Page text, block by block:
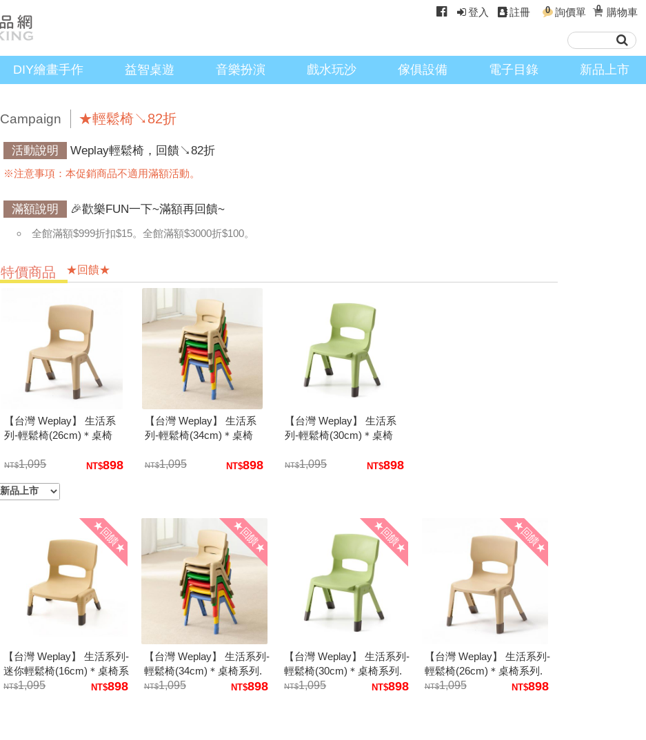
登入 註冊 0 詢價單 0 購物車
DIY繪畫手作 益智桌遊 音樂扮演 戲水玩沙 傢俱設備 電子目錄 新品上市
Campaign ★輕鬆椅↘82折
活動說明 Weplay輕鬆椅，回饋↘82折
※注意事項：本促銷商品不適用滿額活動。
滿額說明 🎉歡樂FUN一下~滿額再回饋~
全館滿額$999折扣$15。全館滿額$3000折$100。
特價商品 ★回饋★
【台灣 Weplay】 生活系
列-輕鬆椅(26cm)＊桌椅
1,095
898
【台灣 Weplay】 生活系
列-輕鬆椅(34cm)＊桌椅
1,095
898
【台灣 Weplay】 生活系
列-輕鬆椅(30cm)＊桌椅
1,095
898
★回饋★
【台灣 Weplay】 生活系列-
迷你輕鬆椅(16cm)＊桌椅系
列.熱銷款兒童傢俱
1,095 898
★回饋★
【台灣 Weplay】 生活系列-
輕鬆椅(34cm)＊桌椅系列.
熱銷款兒童傢俱
1,095 898
★回饋★
【台灣 Weplay】 生活系列-
輕鬆椅(30cm)＊桌椅系列.
熱銷款兒童傢俱
1,095 898
★回饋★
【台灣 Weplay】 生活系列-
輕鬆椅(26cm)＊桌椅系列.
熱銷款兒童傢俱
1,095 898